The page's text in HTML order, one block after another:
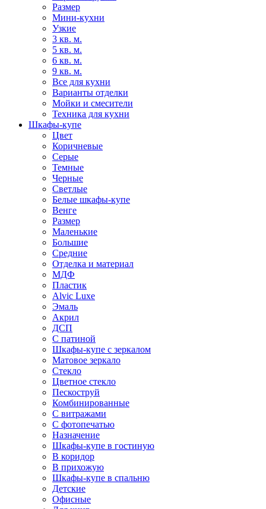
Размер
Мини-кухни
Узкие
3 кв. м.
5 кв. м.
6 кв. м.
9 кв. м.
Все для кухни
Варианты отделки
Мойки и смесители
Техника для кухни
Шкафы-купе
Цвет
Коричневые
Серые
Темные
Черные
Светлые
Белые шкафы-купе
Венге
Размер
Маленькие
Большие
Средние
Отделка и материал
МДФ
Пластик
Alvic Luxe
Эмаль
Акрил
ДСП
С патиной
Шкафы-купе с зеркалом
Матовое зеркало
Стекло
Цветное стекло
Пескоструй
Комбинированные
С витражами
С фотопечатью
Назначение
Шкафы-купе в гостиную
В коридор
В прихожую
Шкафы-купе в спальню
Детские
Офисные